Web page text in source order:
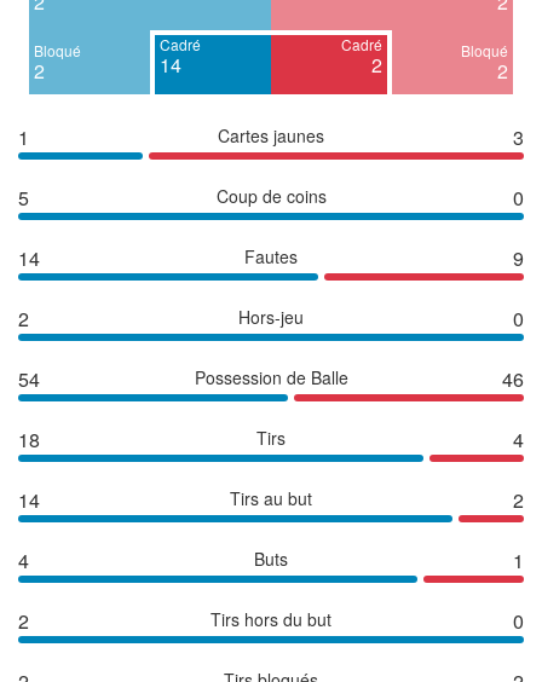
Bloqué
2
Cadré
14
Cadré
2
Bloqué
2
1 Cartes jaunes 3
5 Coup de coins 0
14 Fautes 9
2 Hors-jeu 0
54 Possession de Balle 46
18 Tirs 4
14 Tirs au but 2
4 Buts 1
2 Tirs hors du but 0